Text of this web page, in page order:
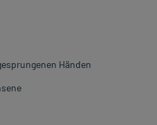
Händen